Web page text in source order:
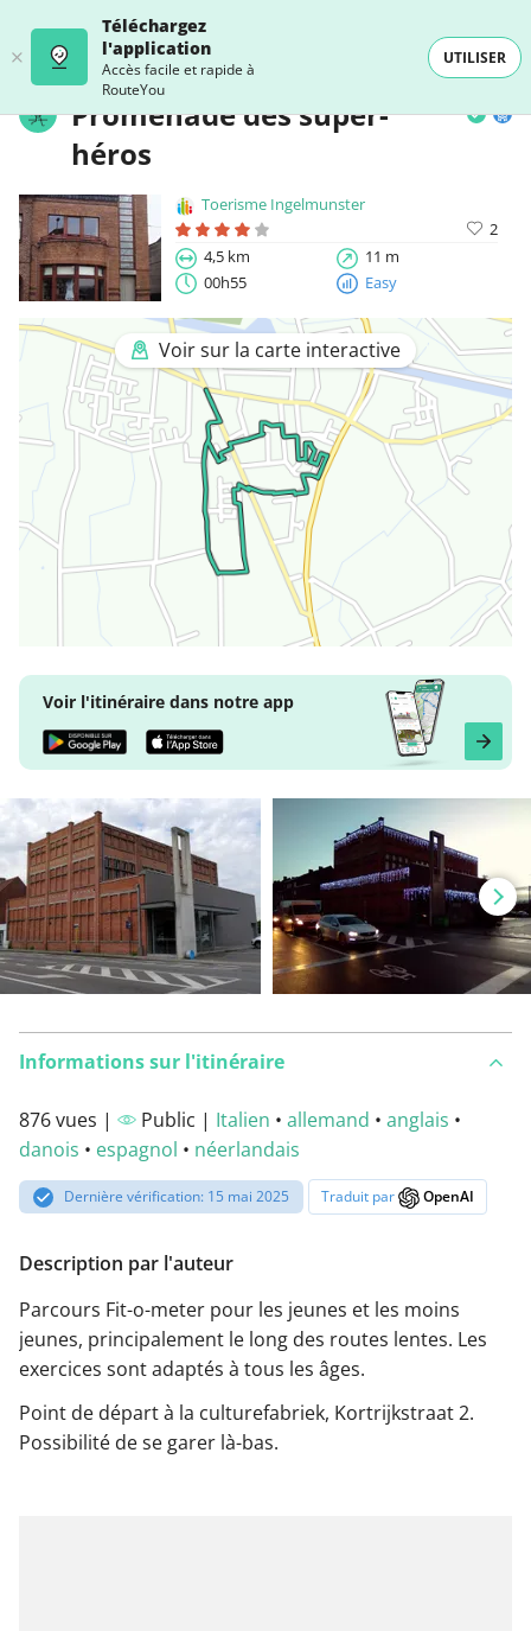
Téléchargez
l'application
Accès facile et rapide à
RouteYou
UTILISER
Promenade des super-
héros
Toerisme Ingelmunster
2
4,5 km
11 m
00h55
Easy
Voir sur la carte interactive
Voir l'itinéraire dans notre app
Informations sur l'itinéraire
876 vues | Public | Italien • allemand • anglais •
danois • espagnol • néerlandais
Dernière vérification: 15 mai 2025 Traduit par OpenAI
Description par l'auteur
Parcours Fit-o-meter pour les jeunes et les moins
jeunes, principalement le long des routes lentes. Les
exercices sont adaptés à tous les âges.
Point de départ à la culturefabriek, Kortrijkstraat 2.
Possibilité de se garer là-bas.